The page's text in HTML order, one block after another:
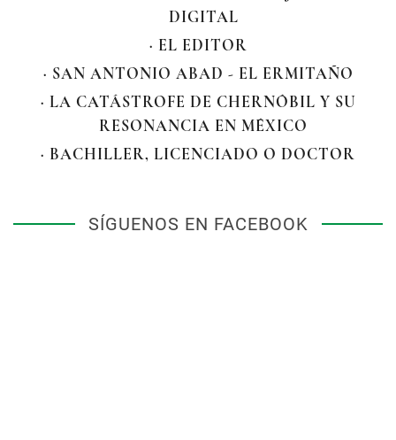
DIGITAL
· EL EDITOR
· SAN ANTONIO ABAD - EL ERMITAÑO
· LA CATÁSTROFE DE CHERNÓBIL Y SU
RESONANCIA EN MÉXICO
· BACHILLER, LICENCIADO O DOCTOR
SÍGUENOS EN FACEBOOK